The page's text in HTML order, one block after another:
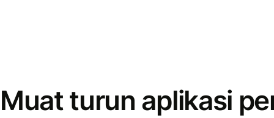
Muat turun aplikasi